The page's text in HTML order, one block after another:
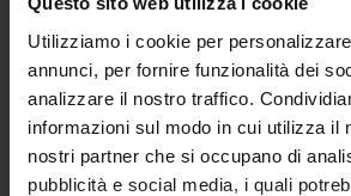
Utilizziamo i cookie per
annunci, per fornire funzionalità dei
analizzare il nostro traffico.
informazioni sul modo in cui utilizza il
nostri partner che si occupano di
pubblicità e social media, i quali
[Data di Pubblicazione: 09 settembre
Verbale vendita granella di Mais
CREA_CI BERGAMO
[Data di Pubblicazione: 09 settembre